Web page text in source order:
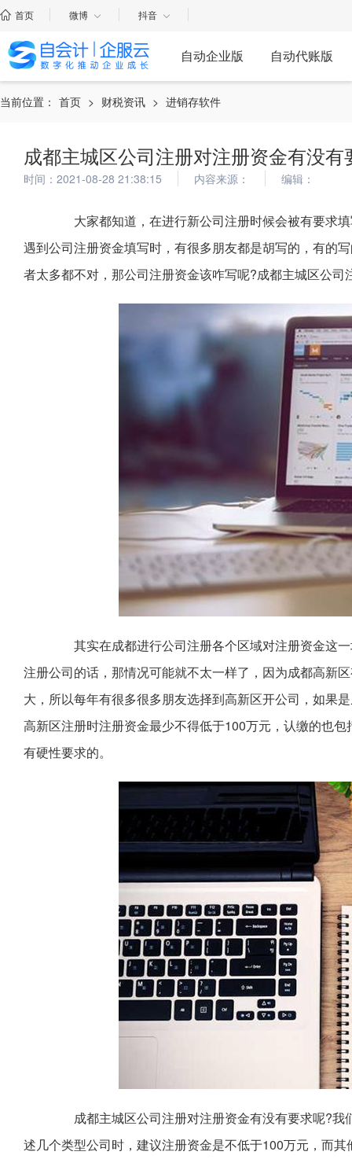
首页 微博 抖音
自动企业版 自动代账版
当前位置： 首页 > 财税资讯 > 进销存软件
成都主城区公司注册对注册资金有没有
时间：2021-08-28 21:38:15 内容来源： 编辑：
大家都知道，在进行新公司注册时候会被有要求填
遇到公司注册资金填写时，有很多朋友都是胡写的，有的
者太多都不对，那公司注册资金该咋写呢?成都主城区公
其实在成都进行公司注册各个区域对注册资金这一
注册公司的话，那情况可能就不太一样了，因为成都高新
大，所以每年有很多很多朋友选择到高新区开公司，如果
高新区注册时注册资金最少不得低于100万元，认缴的也
有硬性要求的。
成都主城区公司注册对注册资金有没有要求呢?我
述几个类型公司时，建议注册资金是不低于100万元，而